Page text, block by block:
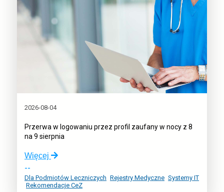
Przerwa w logowaniu przez profil zaufany w nocy z 8
na 9 sierpnia
2026-08-04
Więcej
o:
w
logowaniu
--
Dla Podmiotów Leczniczych Rejestry Medyczne Systemy IT
Rekomendacje CeZ